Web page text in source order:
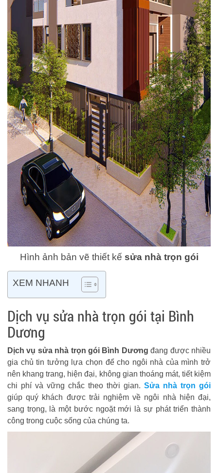
Hình ảnh bản vẽ thiết kế sửa nhà trọn gói
XEM NHANH
Dịch vụ sửa nhà trọn gói tại Bình
Dương
Dịch vụ sửa nhà trọn gói Bình Dương đang được nhiều
gia chủ tin tưởng lựa chọn để cho ngôi nhà của mình trở
nên khang trang, hiện đại, không gian thoáng mát, tiết kiệm
chi phí và vững chắc theo thời gian. Sửa nhà trọn gói
giúp quý khách được trải nghiệm về ngôi nhà hiện đại,
sang trọng, là một bước ngoặt mới là sự phát triển thành
công trong cuộc sống của chúng ta.